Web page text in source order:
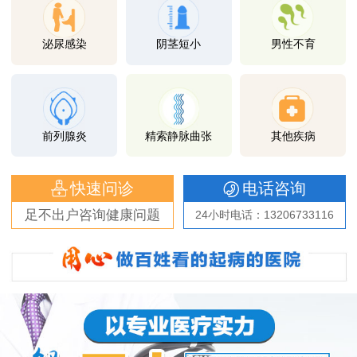
泌尿感染 阴茎短小 男性不育
前列腺炎 精索静脉曲张 其他疾病
快速问诊
足不出户咨询健康问题
电话咨询
24小时电话：13206733116